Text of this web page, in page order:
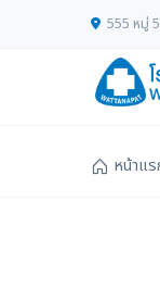
555 หมู่
หน้าแร